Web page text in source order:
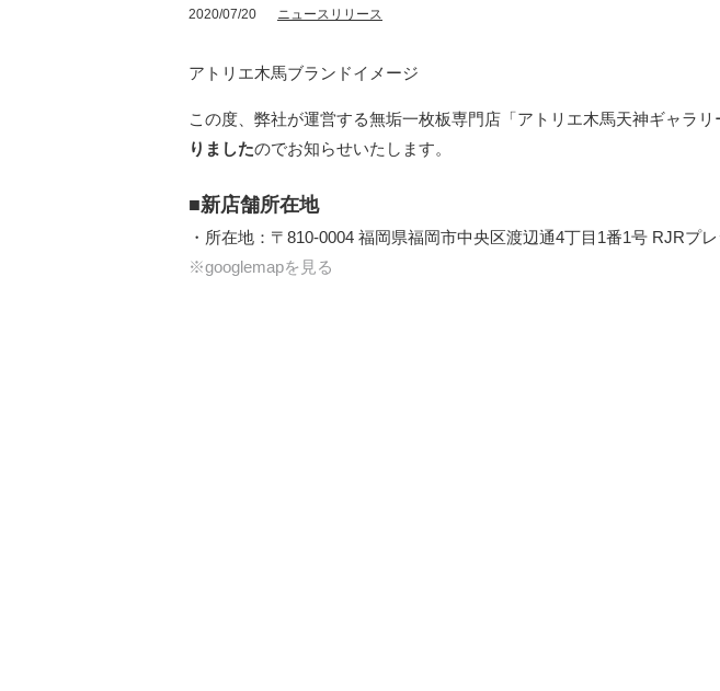
2020/07/20 ニュースリリース
アトリエ木馬ブランドイメージ
この度、弊社が運営する無垢一枚板専門店「アトリエ木馬天神ギャラリ
りましたのでお知らせいたします。
■新店舗所在地
・所在地：〒810-0004 福岡県福岡市中央区渡辺通4丁目1番1号 RJRプ
※googlemapを見る